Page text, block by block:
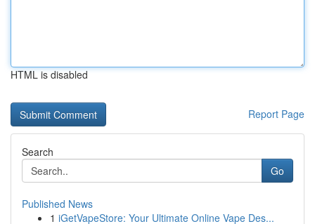
HTML is disabled
Report Page
Search
Go
Published News
1 iGetVapeStore: Your Ultimate Online Vape Des...